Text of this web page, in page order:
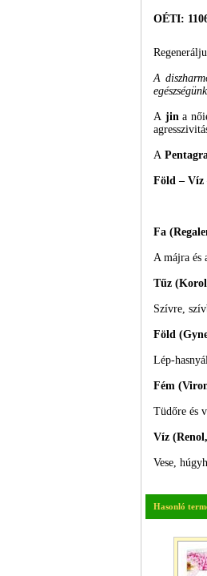
OÉTI:
A
A jina
A
Föld – Víz
Fa
A májra és
Tűz
Szívre,
Föld
Lép-
Fém
Tüdőre és
Víz
Vese,
Hasonló